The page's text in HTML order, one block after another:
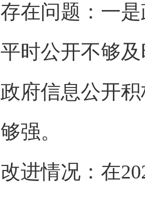
问题：一是
时公开不够
府信息公开
强。
情况：在